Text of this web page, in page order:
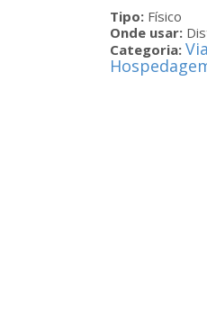
Tipo: Físico
Onde usar:
Categoria: